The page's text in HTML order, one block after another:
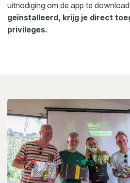
uitnodiging om de app te
geïnstalleerd, krijg je direct
privileges.